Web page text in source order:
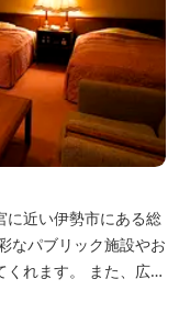
に近い伊勢市にある総
なパブリック施設やお
れます。 また、広大
たスポーツ施設や、
子様が楽しめる児童